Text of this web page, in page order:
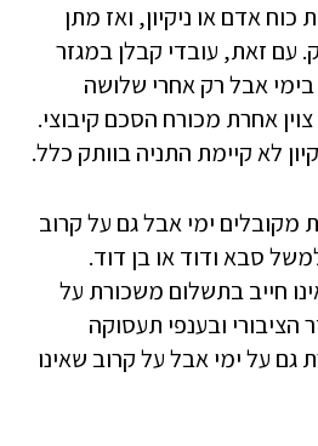
אדם או ניקיון, ואז מתן
עם זאת, עובדי קבלן במגזר
בימי אבל רק אחרי שלושה
אחרת מכורח הסכם קיבוצי.
לא קיימת התניה בוותק כלל.
מקובלים ימי אבל גם על קרוב
סבא ודוד או בן דוד.
חייב בתשלום משכורת על
ובענפי תעסוקה
גם על ימי אבל על קרוב שאינו